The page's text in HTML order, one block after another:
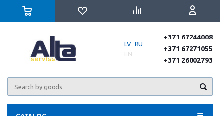
LV RU
EN
+371 67244008
+371 67271055
+371 26002793